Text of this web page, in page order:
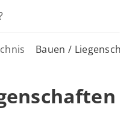
Bauen /